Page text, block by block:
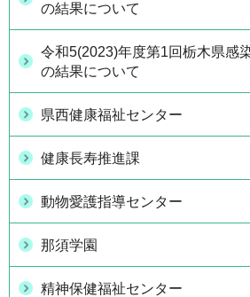
の結果について
令和5(2023)年度第1回栃木県感
の結果について
県西健康福祉センター
健康長寿推進課
動物愛護指導センター
那須学園
精神保健福祉センター